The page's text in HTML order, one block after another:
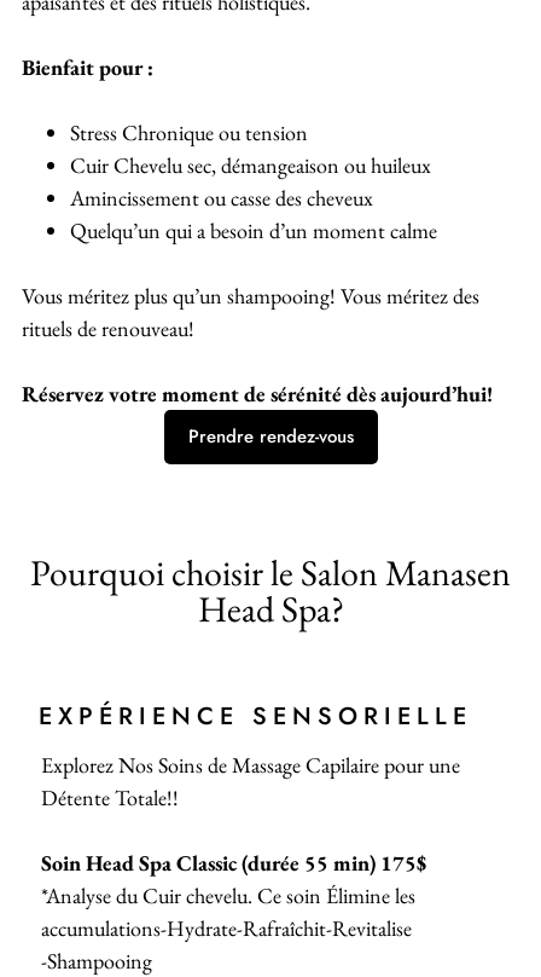
Bienfait pour :
Stress Chronique ou tension
Cuir Chevelu sec, démangeaison ou huileux
Amincissement ou casse des cheveux
Quelqu’un qui a besoin d’un moment calme
Vous méritez plus qu’un shampooing! Vous méritez des
rituels de renouveau!
Réservez votre moment de sérénité dès aujourd’hui!
Prendre rendez-vous
Pourquoi choisir le Salon Manasen
Head Spa?
EXPÉRIENCE SENSORIELLE
Explorez Nos Soins de Massage Capilaire pour une
Détente Totale!!
Soin Head Spa Classic (durée 55 min) 175$
*Analyse du Cuir chevelu. Ce soin Élimine les
accumulations-Hydrate-Rafraîchit-Revitalise
-Shampooing